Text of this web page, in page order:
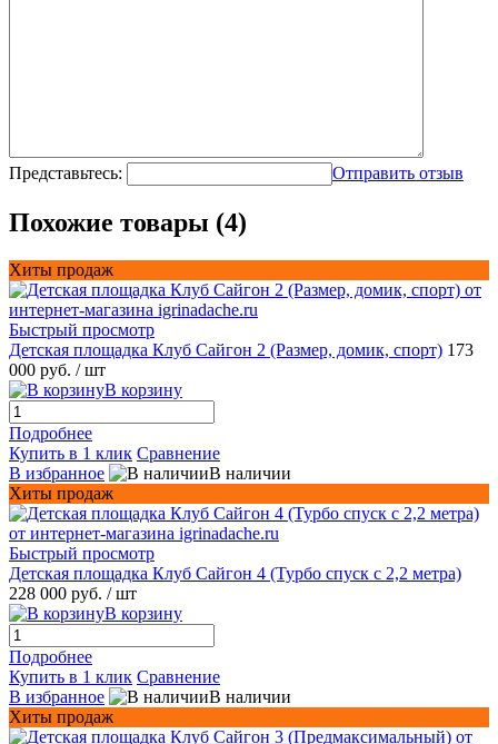
Представьтесь: Отправить отзыв
Похожие товары (4)
Хиты продаж
Быстрый просмотр
Детская площадка Клуб Сайгон 2 (Размер, домик, спорт) 173
000 руб. / шт
В корзину
Подробнее
Купить в 1 клик Сравнение
В избранное
В наличии
Хиты продаж
Быстрый просмотр
Детская площадка Клуб Сайгон 4 (Турбо спуск с 2,2 метра)
228 000 руб. / шт
В корзину
Подробнее
Купить в 1 клик Сравнение
В избранное
В наличии
Хиты продаж